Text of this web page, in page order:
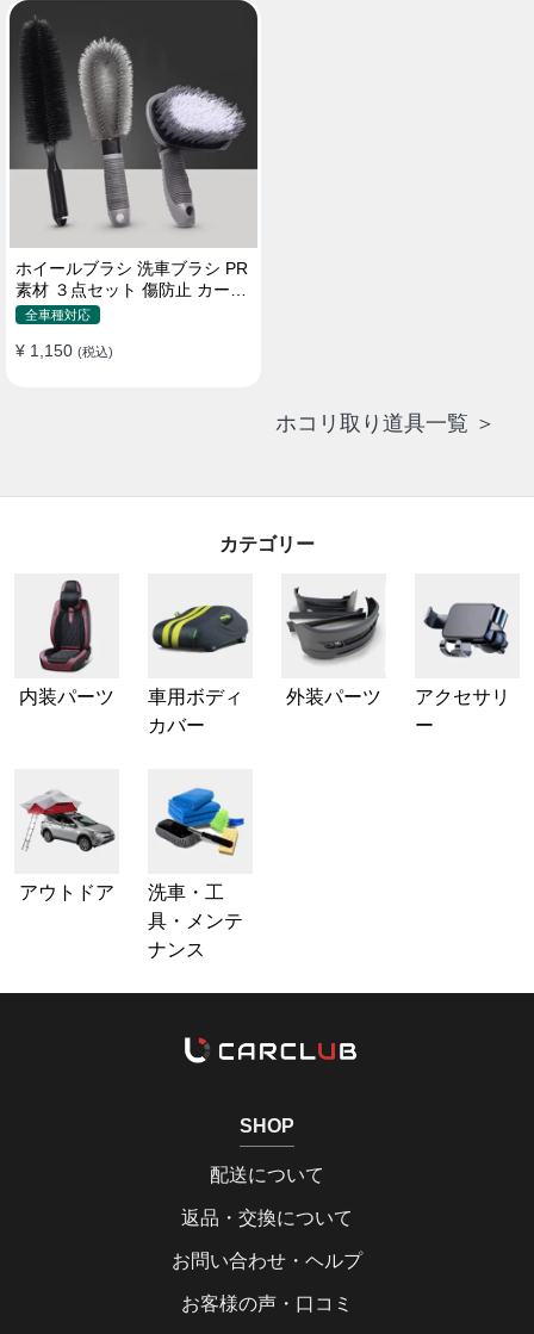
ホイールブラシ 洗車ブラシ PR
素材 ３点セット 傷防止 カーウ
ォッシュ プロ仕様
全車種対応
¥ 1,150 (税込)
ホコリ取り道具一覧 ＞
カテゴリー
内装パーツ
車用ボディ
カバー
外装パーツ
アクセサリ
ー
アウトドア
洗車・工
具・メンテ
ナンス
SHOP
配送について
返品・交換について
お問い合わせ・ヘルプ
お客様の声・口コミ